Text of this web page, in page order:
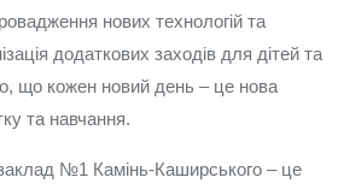
нових технологій та
додаткових заходів для дітей та
що кожен новий день – це нова
та навчання.
№1 Камінь-Каширського – це